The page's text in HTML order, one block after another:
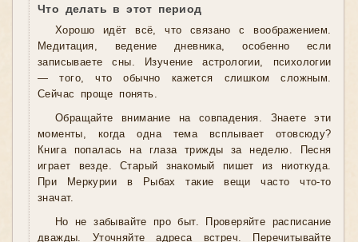
Что делать в этот период
Хорошо идёт всё, что связано с воображением.
Медитация, ведение дневника, особенно если
записываете сны. Изучение астрологии, психологии
— того, что обычно кажется слишком сложным.
Сейчас проще понять.
Обращайте внимание на совпадения. Знаете эти
моменты, когда одна тема всплывает отовсюду?
Книга попалась на глаза трижды за неделю. Песня
играет везде. Старый знакомый пишет из ниоткуда.
При Меркурии в Рыбах такие вещи часто что-то
значат.
Но не забывайте про быт. Проверяйте расписание
дважды. Уточняйте адреса встреч. Перечитывайте